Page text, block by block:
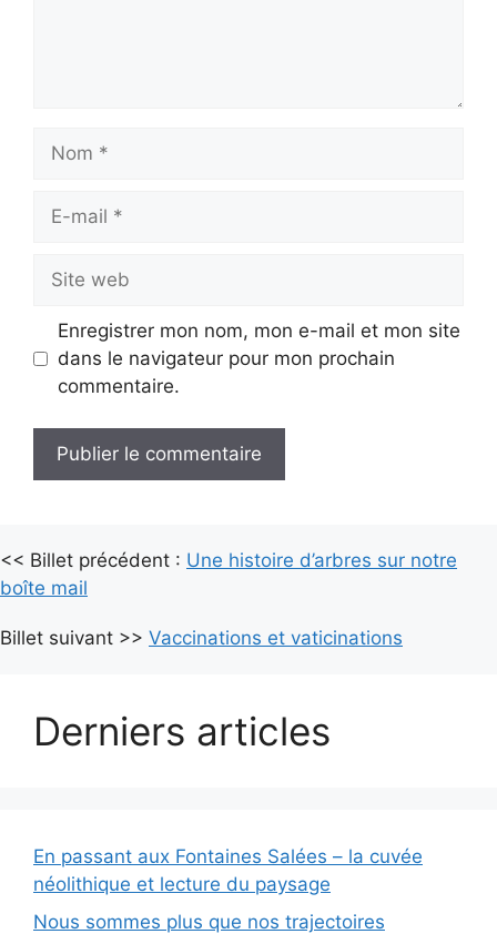
mail
web
Enregistrer mon nom, mon e-mail et mon site
dans le navigateur pour mon prochain
commentaire.
t
e
n
<< Billet précédent : Une histoire d’arbres sur notre
boîte mail
Billet suivant >> Vaccinations et vaticinations
Derniers articles
En passant aux Fontaines Salées – la cuvée
néolithique et lecture du paysage
Nous sommes plus que nos trajectoires